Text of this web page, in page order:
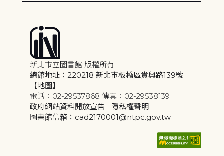
新北市立圖書館 版權所有
總館地址：220218 新北市板橋區貴興路139號
【地圖】
電話：02-29537868 傳真：02-29538139
政府網站資料開放宣告 | 隱私權聲明
圖書館信箱：cad2170001@ntpc.gov.tw